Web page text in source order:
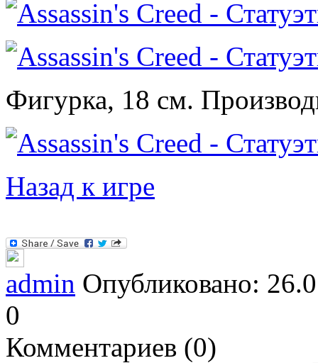
Фигурка, 18 см.
Назад к игре
admin Опубликовано:
0
Комментариев (0)